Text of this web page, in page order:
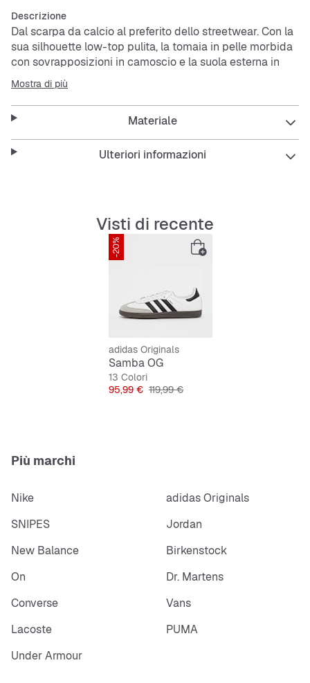
Descrizione
Dal scarpa da calcio al preferito dello streetwear. Con la
sua silhouette low-top pulita, la tomaia in pelle morbida
con sovrapposizioni in camoscio e la suola esterna in
gomma naturale, la
adatta sempre e ovunque.
ogni occasione.
Tomaia in pelle pieno fiore con dettagli in camoscio
Fodera in pelle sintetica; suola a tazza in gomma
Intersuola in gomma naturale
Mostra di più
Materiale
Ulteriori informazioni
Visti di recente
-20%
adidas Originals
Samba OG
13 Colori
Prezzo
95,99 € Prezzo originale
119,99 €
Più marchi
Nike
adidas Originals
SNIPES
Jordan
New Balance
Birkenstock
On
Dr. Martens
Converse
Vans
Lacoste
PUMA
Under Armour